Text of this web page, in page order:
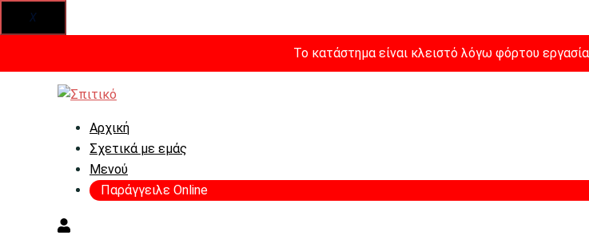
X
Το κατάστημα είναι κλειστό λόγω φόρτου
Αρχική
Σχετικά με εμάς
Μενού
Παράγγειλε Online